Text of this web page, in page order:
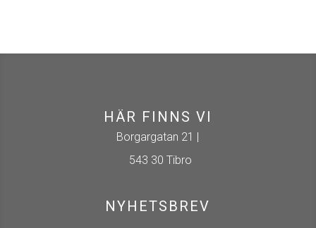
HÄR FINNS VI
Borgargatan 21 |
543 30 Tibro
NYHETSBREV